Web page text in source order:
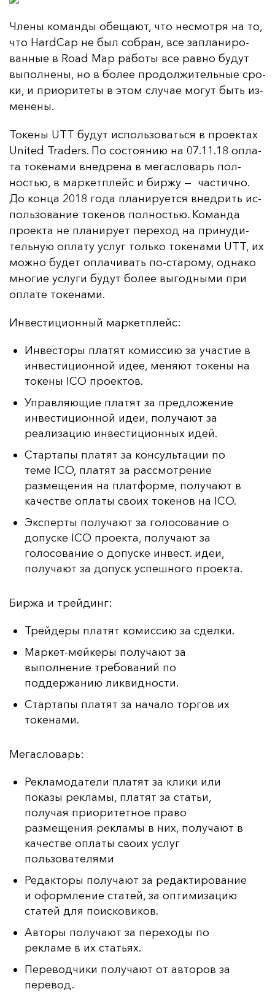
Чле­ны ко­ман­ды обе­ща­ют, что нес­мот­ря на то,
что HardCap не был соб­ран, все зап­ла­ни­ро­
ван­ные в Road Map ра­бо­ты все рав­но бу­дут
вы­пол­не­ны, но в бо­лее про­дол­жи­тель­ные сро­
ки, и при­ори­те­ты в этом слу­чае мо­гут быть из­
ме­не­ны.
То­ке­ны UTT бу­дут ис­поль­зо­вать­ся в про­ек­тах
United Traders. По сос­то­янию на 07.11.18 оп­ла­
та то­ке­на­ми внед­ре­на в ме­гас­ло­варь пол­
ностью, в мар­кет­плейс и бир­жу — час­тич­но.
До кон­ца 2018 го­да пла­ни­ру­ет­ся внед­рить ис­
поль­зо­ва­ние то­ке­нов пол­ностью. Ко­ман­да
про­ек­та не пла­ни­ру­ет пе­ре­ход на при­ну­ди­
тель­ную оп­ла­ту ус­луг толь­ко то­ке­на­ми UTT, их
мож­но бу­дет оп­ла­чи­вать по-ста­ро­му, од­на­ко
мно­гие ус­лу­ги бу­дут бо­лее вы­год­ны­ми при
оп­ла­те то­ке­на­ми.
Ин­вес­ти­ци­он­ный мар­кет­плейс:
Инвесторы платят комиссию за участие в
инвестиционной идее, меняют токены на
токены ICO проектов.
Управляющие платят за предложение
инвестиционной идеи, получают за
реализацию инвестиционных идей.
Стартапы платят за консультации по
теме ICO, платят за рассмотрение
размещения на платформе, получают в
качестве оплаты своих токенов на ICO.
Эксперты получают за голосование о
допуске ICO проекта, получают за
голосование о допуске инвест. идеи,
получают за допуск успешного проекта.
Бир­жа и трей­динг:
Трейдеры платят комиссию за сделки.
Маркет-мейкеры получают за
выполнение требований по
поддержанию ликвидности.
Стартапы платят за начало торгов их
токенами.
Ме­гас­ло­варь:
Рекламодатели платят за клики или
показы рекламы, платят за статьи,
получая приоритетное право
размещения рекламы в них, получают в
качестве оплаты своих услуг
пользователями
Редакторы получают за редактирование
и оформление статей, за оптимизацию
статей для поисковиков.
Авторы получают за переходы по
рекламе в их статьях.
Переводчики получают от авторов за
перевод.